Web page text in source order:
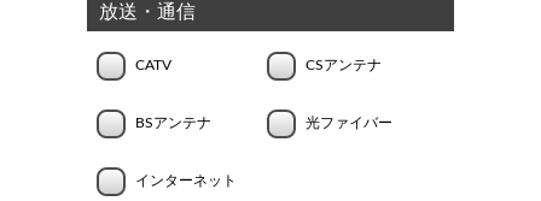
放送・通信
CATV CSアンテナ
BSアンテナ 光ファイバー
インターネット